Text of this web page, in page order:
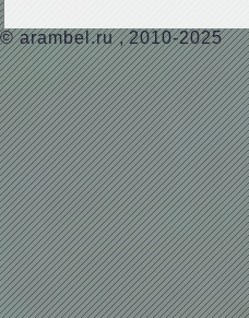
© arambel.ru, 2010-2025